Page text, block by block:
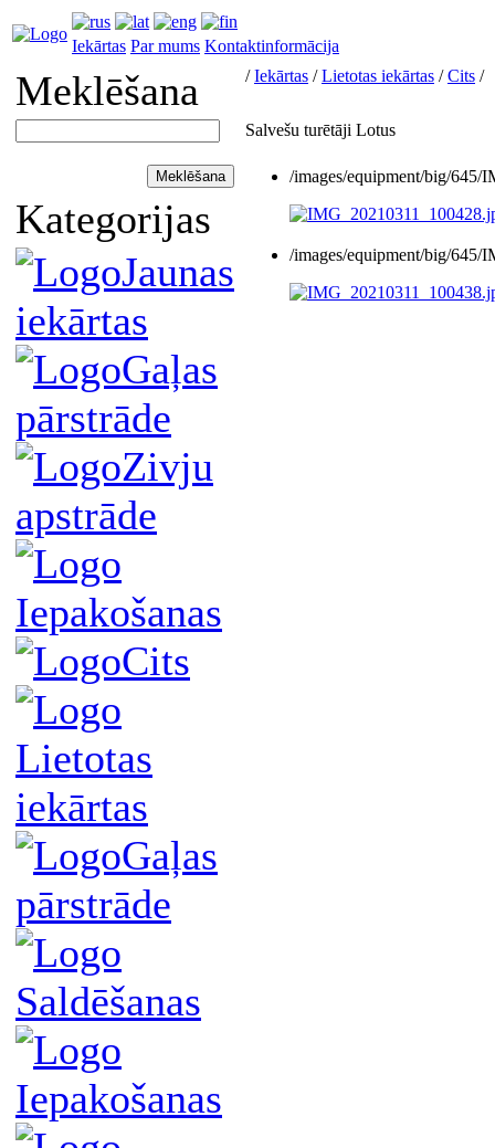
Iekārtas Par mums Kontaktinformācija
Meklēšana
Kategorijas
Jaunas
iekārtas
Gaļas
pārstrāde
Zivju
apstrāde
Iepakošanas
Cits
Lietotas
iekārtas
Gaļas
pārstrāde
Saldēšanas
Iepakošanas
/Iekārtas /Lietotas iekārtas /Cits /
Salvešu turētāji Lotus
/images/equipment/big/645/
/images/equipment/big/645/